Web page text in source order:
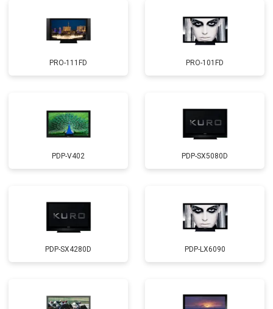
PRO-111FD PRO-101FD
PDP-V402 PDP-SX5080D
PDP-SX4280D PDP-LX6090